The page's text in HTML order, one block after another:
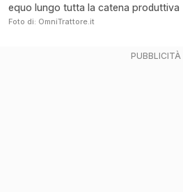
equo lungo tutta la catena produttiva
Foto di: OmniTrattore.it